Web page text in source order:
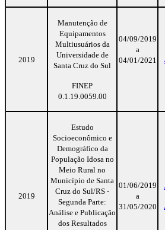
2019
Manutenção de
Equipamentos
Multiusuários da
Universidade de
Santa Cruz do Sul
FINEP
0.1.19.0059.00
04/09/2019
a
04/01/2021
2019
Estudo
Socioeconômico e
Demográfico da
População Idosa no
Meio Rural no
Município de Santa
Cruz do Sul/RS -
Segunda Parte:
Análise e Publicação
dos Resultados
01/06/2019
a
31/05/2020